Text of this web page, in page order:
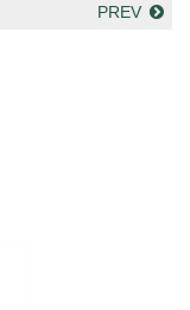
PREV